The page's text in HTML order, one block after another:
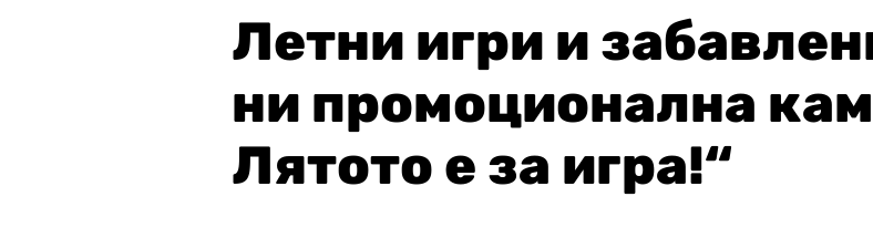
Летни игри и
ни промоционална
Лятото е за игра!“